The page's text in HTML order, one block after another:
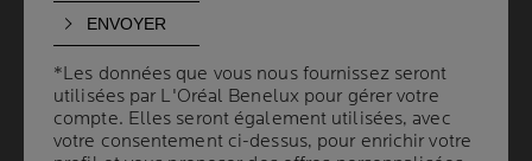
Nourrit la peau immédiatement après la
douche.
Neutralise les effets desséchants de l'eau dure.
*Les données que vous nous fournissez seront
utilisées par L'Oréal Benelux pour gérer votre
compte. Elles seront également utilisées, avec
votre consentement ci-dessus, pour enrichir votre
*Les données que vous nous fournissez seront
utilisées par L'Oréal Benelux pour gérer votre
compte. Elles seront également utilisées, avec
votre consentement ci-dessus, pour enrichir votre